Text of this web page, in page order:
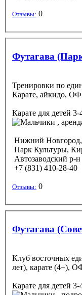
Отзывы: 0
Футагава
Тренировки по
Карате, айкидо,
Карате для детей
,
Нижний
Парк Культуры,
Автозаводский р-н
+7 (831) 410-28-40
Отзывы: 0
Футагава
Клуб восточных
лет), карате (4+),
Карате для детей